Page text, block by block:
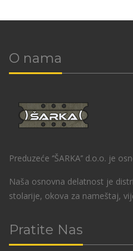
O nama
Preduzeće ‘’ŠARKA’’ d.o.o. je
Naša osnovna delatnost je
stolarije, okova za nameštaj,
Pratite Nas